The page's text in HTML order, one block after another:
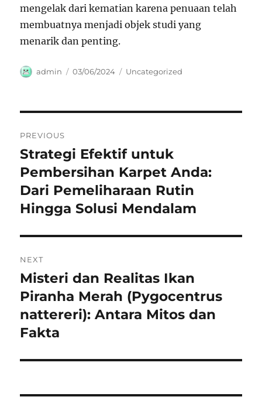
mengelak dari kematian karena penuaan telah
membuatnya menjadi objek studi yang
menarik dan penting.
Author
admin
Posted
03/06/2024 Categories
Uncategorized
pos
PREVIOUS
Previous
post:
Strategi Efektif untuk
Pembersihan Karpet Anda:
Dari Pemeliharaan Rutin
Hingga Solusi Mendalam
NEXT
Next
post:
Misteri dan Realitas Ikan
Piranha Merah (Pygocentrus
nattereri): Antara Mitos dan
Fakta